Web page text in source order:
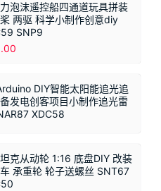
泡沫遥控船四通道玩具拼装
两驱 科学小制作创意diy
SNP9
DIY智能太阳能追光追
发电创客项目小制作追光雷
XDC58
克从动轮 1:16 底盘DIY 改装
承重轮 轮子送螺丝 SNT67